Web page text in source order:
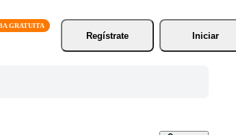
Regístrate
Iniciar